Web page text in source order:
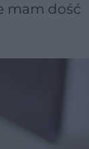
mam dość